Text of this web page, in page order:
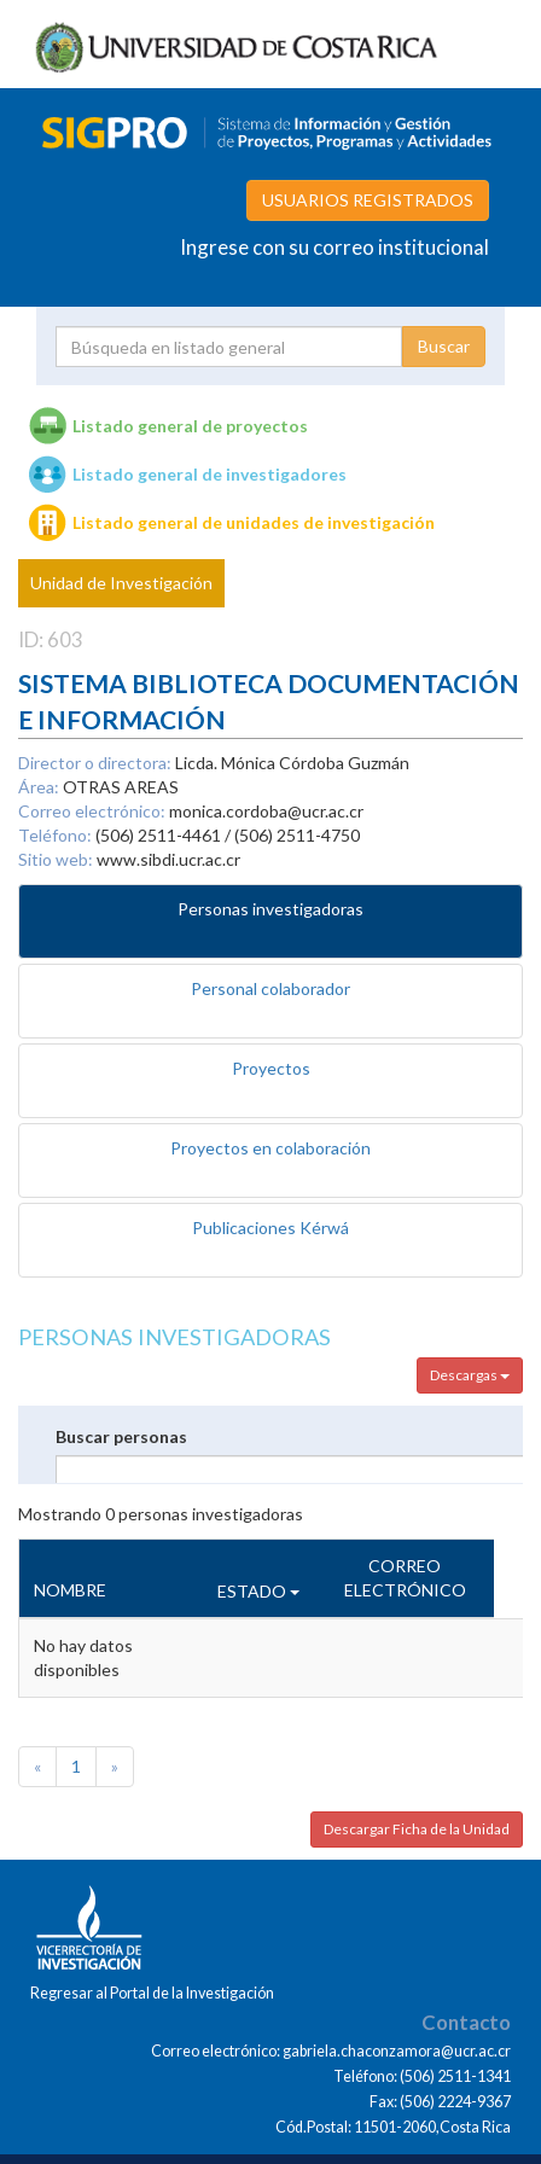
USUARIOS REGISTRADOS
Ingrese con su correo institucional
Unidades de investigación
Listado general de proyectos
Listado general de investigadores
Listado general de unidades de investigación
Unidad de Investigación
ID: 603
SISTEMA BIBLIOTECA DOCUMENTACIÓN
E INFORMACIÓN
Director o directora: Licda. Mónica Córdoba Guzmán
Área: OTRAS AREAS
Correo electrónico: monica.cordoba@ucr.ac.cr
Teléfono: (506) 2511-4461 / (506) 2511-4750
Sitio web: www.sibdi.ucr.ac.cr
Personas investigadoras
Personal colaborador
Proyectos
Proyectos en colaboración
Publicaciones Kérwá
PERSONAS INVESTIGADORAS
Descargas
Buscar personas
Mostrando 0personas investigadoras
NOMBRE ESTADO
CORREO
ELECTRÓNICO
No hay datos
disponibles
« 1 »
Descargar Ficha de la Unidad
Regresar al Portal de la Investigación
Contacto
Correo electrónico: gabriela.chaconzamora@ucr.ac.cr
Teléfono: (506) 2511-1341
Fax: (506) 2224-9367
Cód.Postal: 11501-2060,Costa Rica